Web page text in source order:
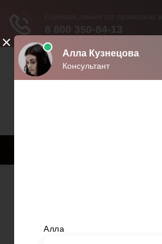
Твои права